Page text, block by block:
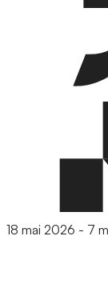
18 mai 2026 - 7